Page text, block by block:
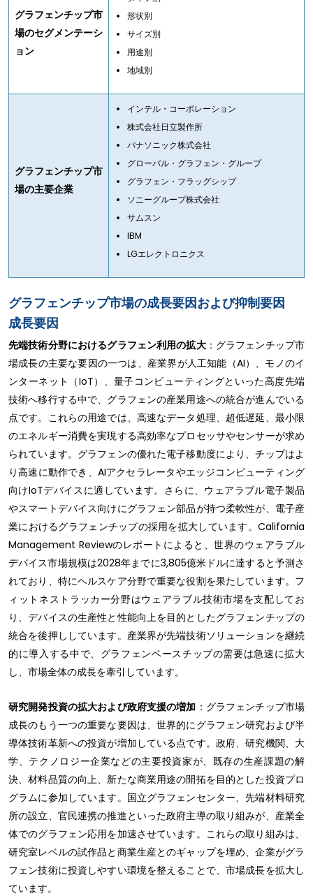
グラフェンチップ市
場のセグメンテーシ
ョン
形状別
サイズ別
用途別
地域別
グラフェンチップ市
場の主要企業
インテル・コーポレーション
株式会社日立製作所
パナソニック株式会社
グローバル・グラフェン・グループ
グラフェン・フラッグシップ
ソニーグループ株式会社
サムスン
IBM
LGエレクトロニクス
グラフェンチップ市場の成長要因および抑制要因
成長要因
先端技術分野におけるグラフェン利用の拡大：グラフェンチップ市
場成長の主要な要因の一つは、産業界が人工知能（AI）、モノのイ
ンターネット（IoT）、量子コンピューティングといった高度先端
技術へ移行する中で、グラフェンの産業用途への統合が進んでいる
点です。これらの用途では、高速なデータ処理、超低遅延、最小限
のエネルギー消費を実現する高効率なプロセッサやセンサーが求め
られています。グラフェンの優れた電子移動度により、チップはよ
り高速に動作でき、AIアクセラレータやエッジコンピューティング
向けIoTデバイスに適しています。さらに、ウェアラブル電子製品
やスマートデバイス向けにグラフェン部品が持つ柔軟性が、電子産
業におけるグラフェンチップの採用を拡大しています。California
Management Reviewのレポートによると、世界のウェアラブル
デバイス市場規模は2028年までに3,805億米ドルに達すると予測さ
れており、特にヘルスケア分野で重要な役割を果たしています。フ
ィットネストラッカー分野はウェアラブル技術市場を支配してお
り、デバイスの生産性と性能向上を目的としたグラフェンチップの
統合を後押ししています。産業界が先端技術ソリューションを継続
的に導入する中で、グラフェンベースチップの需要は急速に拡大
し、市場全体の成長を牽引しています。
研究開発投資の拡大および政府支援の増加 ：グラフェンチップ市場
成長のもう一つの重要な要因は、世界的にグラフェン研究および半
導体技術革新への投資が増加している点です。政府、研究機関、大
学、テクノロジー企業などの主要投資家が、既存の生産課題の解
決、材料品質の向上、新たな商業用途の開拓を目的とした投資プロ
グラムに参加しています。国立グラフェンセンター、先端材料研究
所の設立、官民連携の推進といった政府主導の取り組みが、産業全
体でのグラフェン応用を加速させています。これらの取り組みは、
研究室レベルの試作品と商業生産とのギャップを埋め、企業がグラ
フェン技術に投資しやすい環境を整えることで、市場成長を拡大し
ています。